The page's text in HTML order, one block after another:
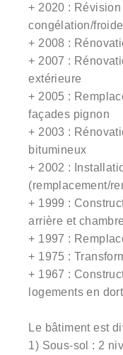
+ 2020 :
congélation/
+ 2008 :
+ 2007 :
extérieure
+ 2005 :
façades pignon
+ 2003 :
bitumineux
+ 2002 :
(remplacement/
+ 1999 :
arrière et
+ 1997 :
+ 1975 :
+ 1967 :
logements en
Le bâtiment est
1) Sous-sol : 2